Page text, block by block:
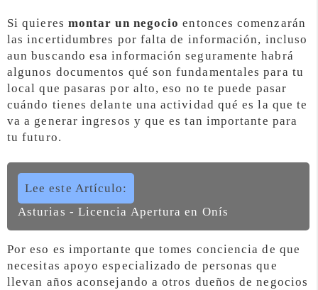
Si quieres montar un negocio entonces comenzarán
las incertidumbres por falta de información, incluso
aun buscando esa información seguramente habrá
algunos documentos qué son fundamentales para tu
local que pasaras por alto, eso no te puede pasar
cuándo tienes delante una actividad qué es la que te
va a generar ingresos y que es tan importante para
tu futuro.
Lee este Artículo:
Asturias - Licencia Apertura en Onís
Por eso es importante que tomes conciencia de que
necesitas apoyo especializado de personas que
llevan años aconsejando a otros dueños de negocios